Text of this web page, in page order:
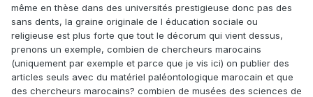
Dans cette histoire, il y a surtout de graves problèmes au
niveau de l'administration de la fac.
Cette thèse est très clairement une thèse ''politique''.
Le directeur (Jamel Touir) qui a permis la soutenance de ce
chef d'oeuvre était président de la commission des
même en thèse dans des universités prestigieuse donc pas des
sans dents, la graine originale de l éducation sociale ou
religieuse est plus forte que tout le décorum qui vient dessus,
prenons un exemple, combien de chercheurs marocains
(uniquement par exemple et parce que je vis ici) on publier des
articles seuls avec du matériel paléontologique marocain et que
des chercheurs marocains? combien de musées des sciences de